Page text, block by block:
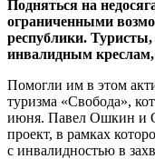
Подняться на
ограниченными
республики.
инвалидным креслам,
Помогли им в этом
туризма «Свобода»,
июня. Павел Ошкин и
проект, в рамках
с инвалидностью в